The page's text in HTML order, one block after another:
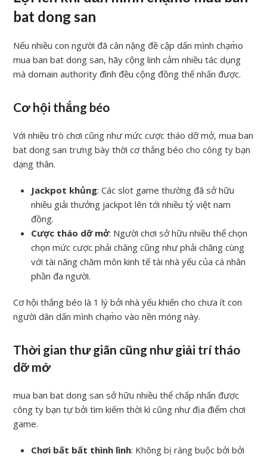
bat dong san
Nếu nhiều con người đã cân nặng đề cập dấn mình chạm̀o
mua ban bat dong san, hãy cộng linh cảm nhiều tác dụng
mà domain authority đình đều cộng đồng thể nhấn được.
Cơ hội thắng béo
Với nhiều trò chơi cũng như mức cược tháo dỡ mở, mua ban
bat dong san trưng bày thời cơ thắng béo cho công ty bạn
dạng thân.
Jackpot khủng: Các slot game thường đã sở hữu
nhiều giải thưởng jackpot lên tới nhiều tỷ việt nam
đồng.
Cược tháo dỡ mở: Người chơi sở hữu nhiều thể chọn
chọn mức cược phải chăng cũng như phải chăng cùng
với tài năng chăm môn kinh tế tài nhà yếu của cá nhân
phần đa người.
Cơ hội thắng béo là 1 lý bởi nhà yếu khiến cho chưa ít con
người dân dấn mình chạm̀o vào nền móng này.
Thời gian thư giãn cũng như giải trí tháo
dỡ mở
mua ban bat dong san sở hữu nhiều thể chấp nhấn được
công ty bạn tự bởi tìm kiếm thời kì cũng như địa điểm chơi
game.
Chơi bất bất thình lình: Không bị ràng buộc bởi bởi